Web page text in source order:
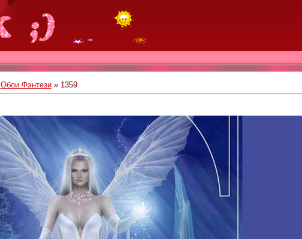
Обои Фэнтези» 1359